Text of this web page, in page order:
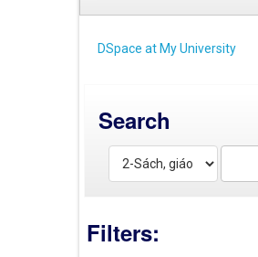
DSpace at My University
Search
Filters: